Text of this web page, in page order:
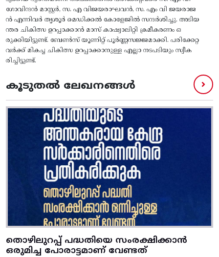
ഗോവിന്ദൻ മാസ്റ്റർ, സ. എ വിജയരാഘവൻ, സ. എം വി ജയരാജ
ൻ എന്നിവർ തൃശൂർ മെഡിക്കൽ കോളേജിൽ സന്ദർശിച്ചു. അടിയ
ന്തര ചികിത്സ ഉറപ്പാക്കാൻ മാസ് കാഷ്വാലിറ്റി ക്രമീകരണം ഒ
രുക്കിയിട്ടുണ്ട്. ബേൺസ് യൂണിറ്റ് പൂർണ്ണസജ്ജമാക്കി. പരിക്കേറ്റ
വർക്ക് മികച്ച ചികിത്സ ഉറപ്പാക്കാനുള്ള എല്ലാ നടപടിയും സ്വീക
രിച്ചിട്ടുണ്ട്.
കൂടുതൽ ലേഖനങ്ങൾ
തൊഴിലുറപ്പ് പദ്ധതിയെ സംരക്ഷിക്കാൻ
ഒരുമിച്ച പോരാട്ടമാണ് വേണ്ടത്